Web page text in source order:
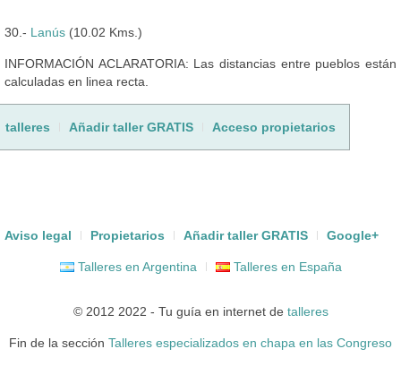
30.- Lanús (10.02 Kms.)
INFORMACIÓN ACLARATORIA: Las distancias entre pueblos están
calculadas en linea recta.
talleres Añadir taller GRATIS Acceso propietarios
Aviso legal Propietarios Añadir taller GRATIS Google+
Talleres en Argentina Talleres en España
© 2012 2022 - Tu guía en internet de talleres
Fin de la sección Talleres especializados en chapa en las Congreso